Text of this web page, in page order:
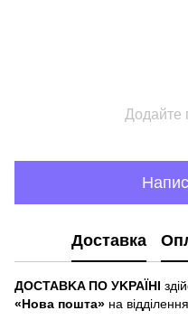
Додайте
Доставка
ДOCTABKA ПO УKPAЇHІ
«Hoвa пoштa» нa